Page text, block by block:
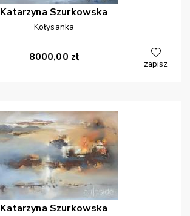
Katarzyna Szurkowska
Kołysanka
8000,00 zł
zapisz
Katarzyna Szurkowska